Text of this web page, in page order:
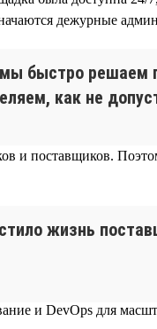
дежурные
быстро решаем
как не
и поставщиков.
жизнь